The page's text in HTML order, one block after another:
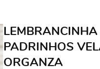
PADRINHOS
ORGANZA